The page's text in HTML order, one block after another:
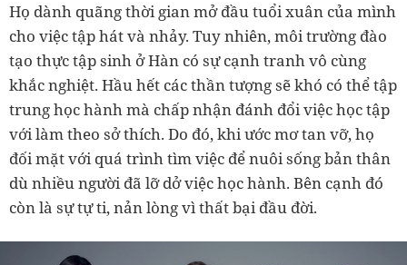
Họ dành quãng thời gian mở đầu tuổi xuân của mình
cho việc tập hát và nhảy. Tuy nhiên, môi trường đào
tạo thực tập sinh ở Hàn có sự cạnh tranh vô cùng
khắc nghiệt. Hầu hết các thần tượng sẽ khó có thể tập
trung học hành mà chấp nhận đánh đổi việc học tập
với làm theo sở thích. Do đó, khi ước mơ tan vỡ, họ
đối mặt với quá trình tìm việc để nuôi sống bản thân
dù nhiều người đã lỡ dở việc học hành. Bên cạnh đó
còn là sự tự ti, nản lòng vì thất bại đầu đời.